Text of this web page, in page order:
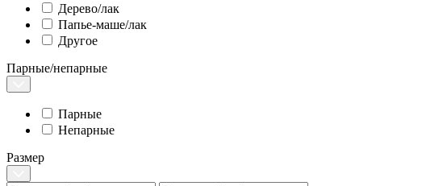
Дерево/лак
Папье-маше/лак
Другое
Парные/непарные
Парные
Непарные
Размер